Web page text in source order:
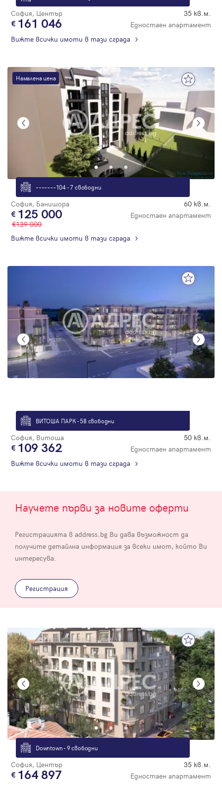
София, Център 35 кв.м.
161 046
Едностаен апартамент
Вижте всички имоти в тази сграда
Намалена цена
–––––––104 - 7 свободни
София, Банишора 60 кв.м.
125 000
Едностаен апартамент
139 000
Вижте всички имоти в тази сграда
ВИТОША ПАРК - 58 свободни
София, Витоша 50 кв.м.
109 362
Едностаен апартамент
Вижте всички имоти в тази сграда
Научете първи за новите оферти
Регистрацията в address.bg Ви дава възможност да
получите детайлна информация за всеки имот, който Ви
интересува.
Регистрация
Downtown - 9 свободни
София, Център 35 кв.м.
164 897
Едностаен апартамент